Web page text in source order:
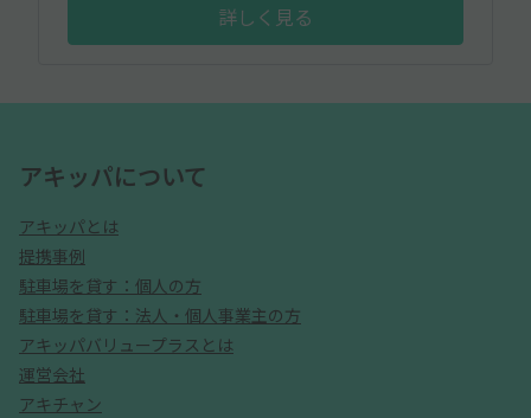
詳しく見る
アキッパについて
アキッパとは
提携事例
駐車場を貸す：個人の方
駐車場を貸す：法人・個人事業主の方
アキッパバリュープラスとは
運営会社
アキチャン